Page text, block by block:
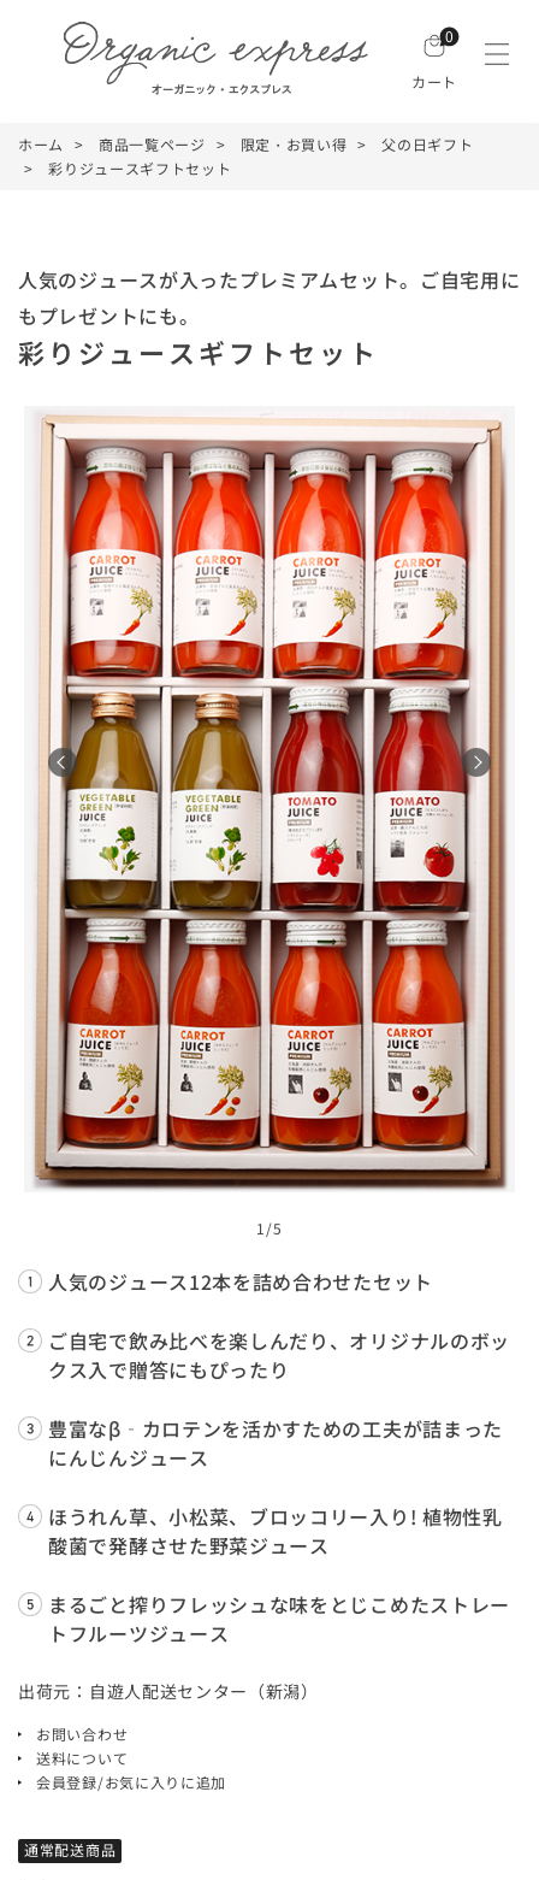
0
カート
ホーム 商品一覧ページ 限定・お買い得
父の日ギフト
彩りジュースギフトセット
人気のジュースが入ったプレミアムセット。ご自宅用に
もプレゼントにも。
彩りジュースギフトセット
1 /5
人気のジュース12本を詰め合わせたセット
ご自宅で飲み比べを楽しんだり、オリジナルのボッ
クス入で贈答にもぴったり
豊富なβ‐カロテンを活かすための工夫が詰まった
にんじんジュース
ほうれん草、小松菜、ブロッコリー入り! 植物性乳
酸菌で発酵させた野菜ジュース
まるごと搾りフレッシュな味をとじこめたストレー
トフルーツジュース
出荷元：自遊人配送センター（新潟）
お問い合わせ
送料について
会員登録/お気に入りに追加
通常配送商品